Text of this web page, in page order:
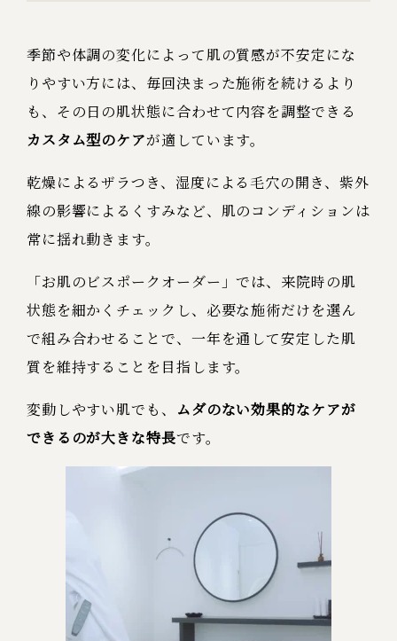
季節や体調の変化によって肌の質感が不安定にな
りやすい方には、毎回決まった施術を続けるより
も、その日の肌状態に合わせて内容を調整できる
カスタム型のケアが適しています。
乾燥によるザラつき、湿度による毛穴の開き、紫外
線の影響によるくすみなど、肌のコンディションは
常に揺れ動きます。
「お肌のビスポークオーダー」では、来院時の肌
状態を細かくチェックし、必要な施術だけを選ん
で組み合わせることで、一年を通して安定した肌
質を維持することを目指します。
変動しやすい肌でも、 ムダのない効果的なケアが
できるのが大きな特長です。